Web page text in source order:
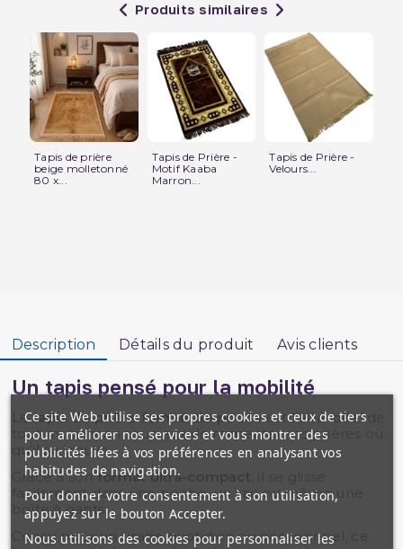
Produits similaires
Tapis de prière
beige molletonné
80 x...
Tapis de Prière -
Motif Kaaba
Marron...
Tapis de Prière -
Velours...
Description Détails du produit Avis clients
Un tapis pensé pour la mobilité
Letapis de prière format de pocheest l’allié idéal de
tout musulman soucieux de respecter ses prières où
qu’il se trouve.
Grâce à sonformat ultra-compact
facilement dans une poche, un sac ou même une
boîte à gants.
Conçu pour un usage quotidien ou occasionnel, ce
Ce site Web utilise ses propres cookies et ceux de tiers
pour améliorer nos services et vous montrer des
publicités liées à vos préférences en analysant vos
habitudes de navigation.
Pour donner votre consentement à son utilisation,
appuyez sur le bouton Accepter.
Nous utilisons des cookies pour personnaliser les